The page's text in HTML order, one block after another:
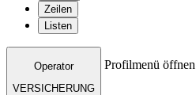
Zeilen
Listen
Operator
VERSICHERUNG
Profilmenü öffnen